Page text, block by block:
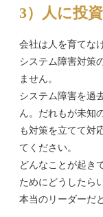
3）人に投
会社は人を育てな
システム障害対策
ません。
システム障害を過
ん。だれもが未知
も対策を立てて対
てください。
どんなことが起き
ためにどうしたら
本当のリーダーだ